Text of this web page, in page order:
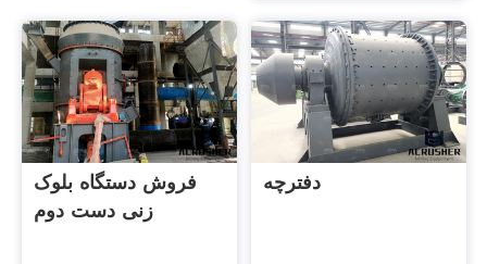
فروش دستگاه بلوک
زنی دست دوم
دفترچه